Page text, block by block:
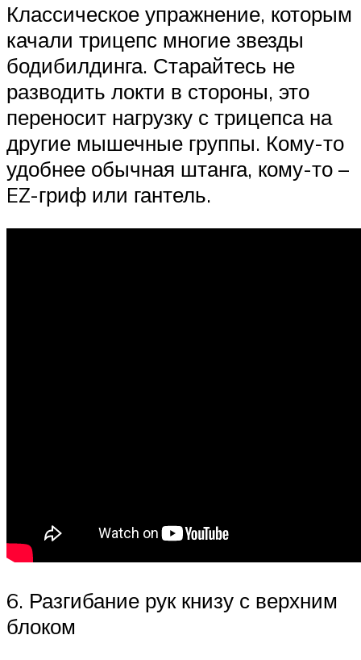
Классическое упражнение, которым
качали трицепс многие звезды
бодибилдинга. Старайтесь не
разводить локти в стороны, это
переносит нагрузку с трицепса на
другие мышечные группы. Кому-то
удобнее обычная штанга, кому-то –
EZ-гриф или гантель.
6. Разгибание рук книзу с верхним
блоком